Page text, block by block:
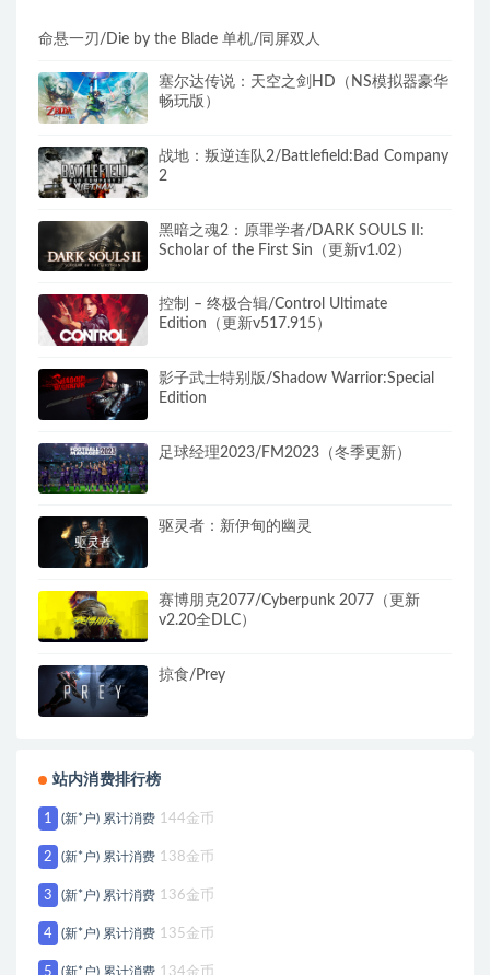
命悬一刃/Die by the Blade 单机/同屏双人
塞尔达传说：天空之剑HD（NS模拟器豪华
畅玩版）
战地：叛逆连队2/Battlefield:Bad Company
2
黑暗之魂2：原罪学者/DARK SOULS II:
Scholar of the First Sin（更新v1.02）
控制 – 终极合辑/Control Ultimate
Edition（更新v517.915）
影子武士特别版/Shadow Warrior:Special
Edition
足球经理2023/FM2023（冬季更新）
驱灵者：新伊甸的幽灵
赛博朋克2077/Cyberpunk 2077（更新
v2.20全DLC）
掠食/Prey
站内消费排行榜
1 (新*户) 累计消费 144金币
2 (新*户) 累计消费 138金币
3 (新*户) 累计消费 136金币
4 (新*户) 累计消费 135金币
5 (新*户) 累计消费 134金币